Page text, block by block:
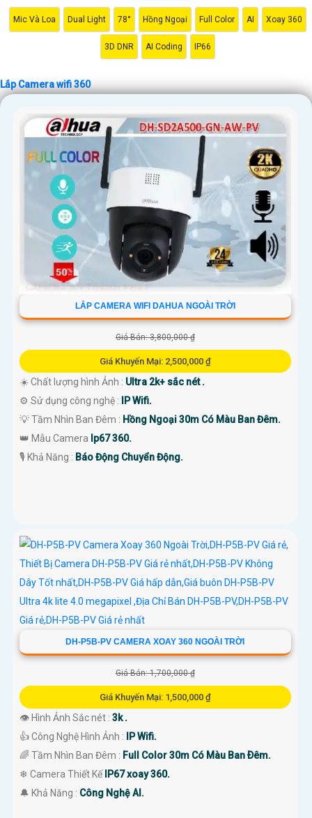
Hy vọng những thông tin trên sẽ giúp bạn có cái nhìn tổng quan về lắp
Camera wifi 360 và giải pháp phù hợp cho nhu cầu của mình. Nếu bạn
cần thêm thông tin hoặc hỏi về sản phẩm cụ thể, đừng ngần ngại để lại
câu hỏi Cung cấp cho công trình biết.
Mic Và Loa Dual Light 78° Hồng Ngoại Full Color AI Xoay 360
3D DNR AI Coding IP66
Lắp Camera wifi 360
LẮP CAMERA WIFI DAHUA NGOÀI TRỜI
Giá Bán: 3,800,000 ₫
Giá Khuyến Mại: 2,500,000 ₫
☀️ Chất lượng hình Ảnh : Ultra 2k+ sắc nét .
⚙ Sử dụng công nghệ :
IP Wifi.
💡 Tầm Nhìn Ban Đêm : Hồng Ngoại 30m Có Màu Ban Đêm.
👑 Mẫu Camera Ip67 360.
️🎙 Khả Năng : Báo Động Chuyển Động.
DH-P5B-PV CAMERA XOAY 360 NGOÀI TRỜI
Giá Bán: 1,700,000 ₫
Giá Khuyến Mại: 1,500,000 ₫
👁 Hình Ảnh Sắc nét : 3k .
👍 Công Nghệ Hình Ảnh :
IP Wifi.
🌈 Tầm Nhìn Ban Đêm : Full Color 30m Có Màu Ban Ðêm.
❄ Camera Thiết Kế IP67 xoay 360.
️🔔 Khả Năng : Công Nghệ AI.